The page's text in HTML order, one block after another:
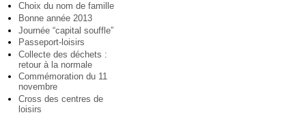
Choix du nom de famille
Bonne année 2013
Journée “capital souffle”
Passeport-loisirs
Collecte des déchets :
retour à la normale
Commémoration du 11
novembre
Cross des centres de
loisirs